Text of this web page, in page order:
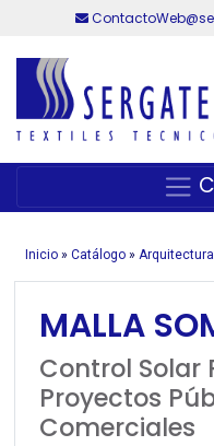
Inicio» Catálogo»
MALLA
Control Solar
Proyectos
Comerciales